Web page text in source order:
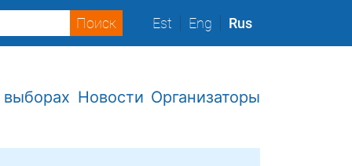
Est Eng Rus
Новости Организаторы